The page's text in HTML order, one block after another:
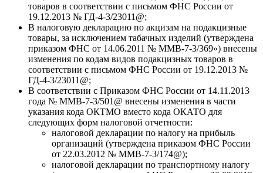
товаров в соответствии с письмом ФНС России от
19.12.2013 № ГД-4-3/23011@;
В налоговую декларацию по акцизам на подакцизные
товары, за исключением табачных изделий (утверждена
приказом ФНС от 14.06.2011 № ММВ-7-3/369») внесены
изменения по кодам видов подакцизных товаров в
соответствии с письмом ФНС России от 19.12.2013 №
ГД-4-3/23011@;
В соответствии с Приказом ФНС России от 14.11.2013
года № ММВ-7-3/501@ внесены изменения в части
указания кода ОКТМО вместо кода ОКАТО для
следующих форм налоговой отчетности:
налоговой декларации по налогу на прибыль
организаций (утверждена приказом ФНС России
от 22.03.2012 № ММВ-7-3/174@);
налоговой декларации по транспортному налогу